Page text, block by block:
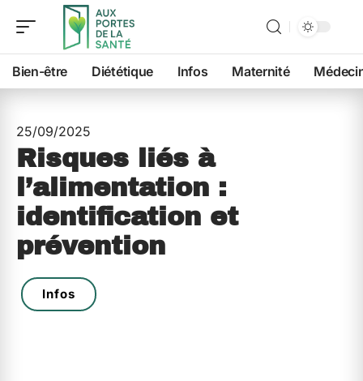
Bien-être Diététique Infos Maternité
25/09/2025
Risques liés à
l’alimentation :
identification et
prévention
Infos